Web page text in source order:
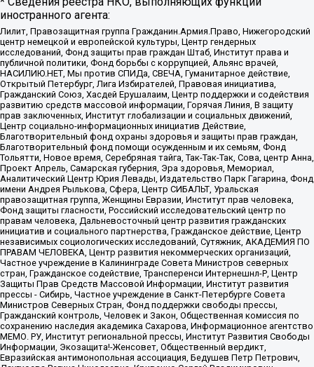
иностранного агента:
Лилит, Правозащитная группа Гражданин.Армия.Право, Нижегородский
центр немецкой и европейской культуры, Центр гендерных
исследований, Фонд защиты прав граждан Штаб, Институт права и
публичной политики, Фонд борьбы с коррупцией, Альянс врачей,
НАСИЛИЮ.НЕТ, Мы против СПИДа, СВЕЧА, Гуманитарное действие,
Открытый Петербург, Лига Избирателей, Правовая инициатива,
Гражданский Союз, Хасдей Ерушалаим, Центр поддержки и содействия
развитию средств массовой информации, Горячая Линия, В защиту
прав заключенных, Институт глобализации и социальных движений,
Центр социально-информационных инициатив Действие,
Благотворительный фонд охраны здоровья и защиты прав граждан,
Благотворительный фонд помощи осужденным и их семьям, Фонд
Тольятти, Новое время, Серебряная тайга, Так-Так-Так, Сова, центр Анна,
Проект Апрель, Самарская губерния, Эра здоровья, Мемориал,
Аналитический Центр Юрия Левады, Издательство Парк Гагарина, Фонд
имени Андрея Рылькова, Сфера, Центр СИБАЛЬТ, Уральская
правозащитная группа, Женщины Евразии, Институт прав человека,
Фонд защиты гласности, Российский исследовательский центр по
правам человека, Дальневосточный центр развития гражданских
инициатив и социального партнерства, Гражданское действие, Центр
независимых социологических исследований, Сутяжник, АКАДЕМИЯ ПО
ПРАВАМ ЧЕЛОВЕКА, Центр развития некоммерческих организаций,
Частное учреждение в Калининграде Совета Министров северных
стран, Гражданское содействие, Трансперенси Интернешнл-Р, Центр
Защиты Прав Средств Массовой Информации, Институт развития
прессы - Сибирь, Частное учреждение в Санкт-Петербурге Совета
Министров Северных Стран, Фонд поддержки свободы прессы,
Гражданский контроль, Человек и Закон, Общественная комиссия по
сохранению наследия академика Сахарова, Информационное агентство
МЕМО. РУ, Институт региональной прессы, Институт Развития Свободы
Информации, Экозащита!-Женсовет, Общественный вердикт,
Евразийская антимонопольная ассоциация, Бедушев Петр Петрович,